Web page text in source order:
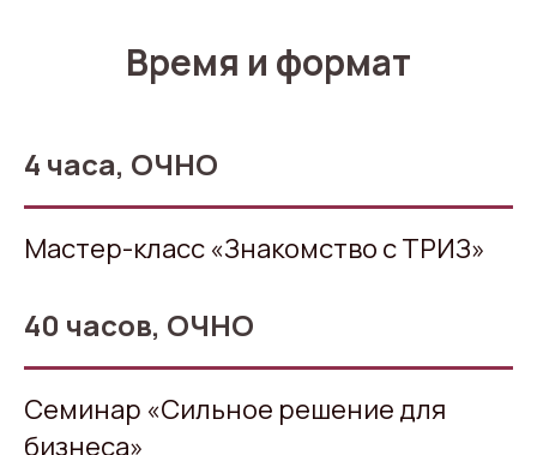
Время и формат
4 часа, ОЧНО
Мастер-класс «Знакомство с ТРИЗ»
40 часов, ОЧНО
Семинар «Сильное решение для
бизнеса»